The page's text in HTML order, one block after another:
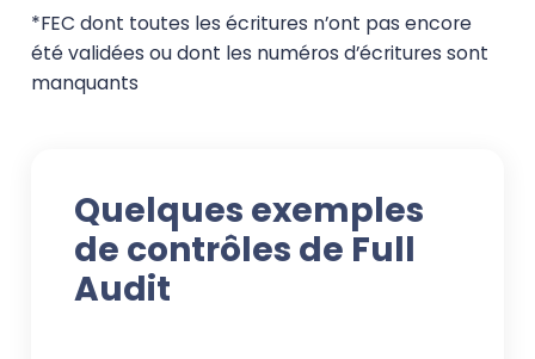
*FEC dont toutes les écritures n’ont pas encore
été validées ou dont les numéros d’écritures sont
manquants
Quelques exemples
de contrôles de Full
Audit